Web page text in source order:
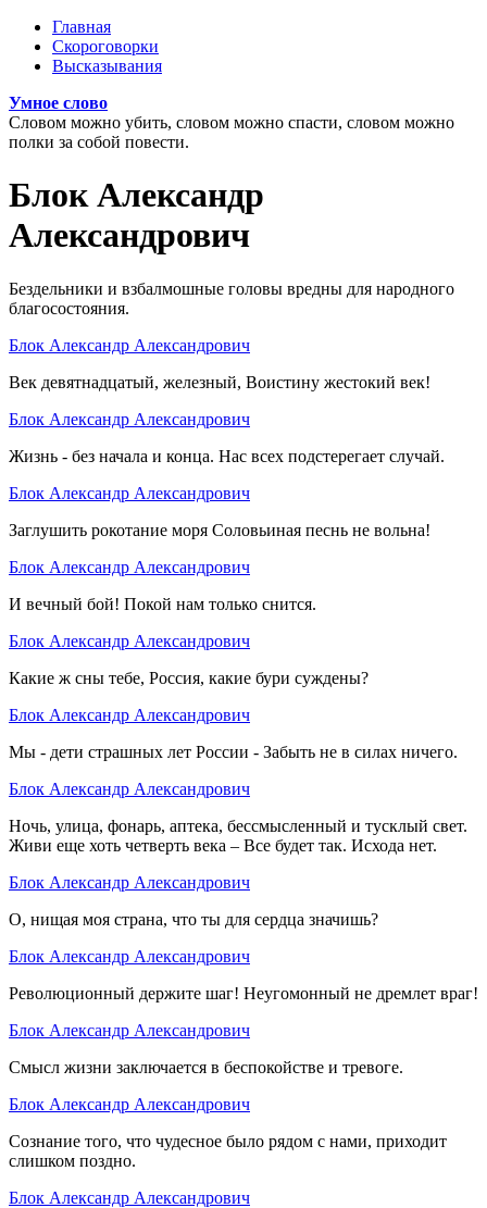
Перейти к основному содержанию
Главное меню
Главная
Скороговорки
Высказывания
Умное слово
Словом можно убить, словом можно спасти, словом можно
полки за собой повести.
Блок Александр
Александрович
Бездельники и взбалмошные головы вредны для народного
благосостояния.
Блок Александр Александрович
Век девятнадцатый, железный, Воистину жестокий век!
Блок Александр Александрович
Жизнь - без начала и конца. Нас всех подстерегает случай.
Блок Александр Александрович
Заглушить рокотание моря Соловьиная песнь не вольна!
Блок Александр Александрович
И вечный бой! Покой нам только снится.
Блок Александр Александрович
Какие ж сны тебе, Россия, какие бури суждены?
Блок Александр Александрович
Мы - дети страшных лет России - Забыть не в силах ничего.
Блок Александр Александрович
Ночь, улица, фонарь, аптека, бессмысленный и тусклый свет.
Живи еще хоть четверть века – Все будет так. Исхода нет.
Блок Александр Александрович
О, нищая моя страна, что ты для сердца значишь?
Блок Александр Александрович
Революционный держите шаг! Неугомонный не дремлет враг!
Блок Александр Александрович
Смысл жизни заключается в беспокойстве и тревоге.
Блок Александр Александрович
Сознание того, что чудесное было рядом с нами, приходит
слишком поздно.
Блок Александр Александрович